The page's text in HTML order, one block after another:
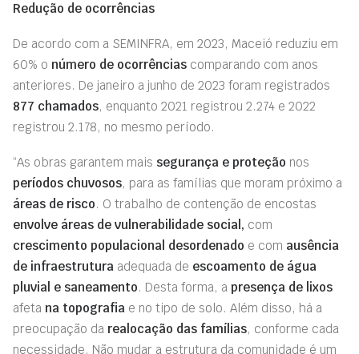
Redução de ocorrências
De acordo com a SEMINFRA, em 2023, Maceió reduziu em
60% o número de ocorrências comparando com anos
anteriores. De janeiro a junho de 2023 foram registrados
877 chamados, enquanto 2021 registrou 2.274 e 2022
registrou 2.178, no mesmo período.
“As obras garantem mais segurança e proteção nos
períodos chuvosos, para as famílias que moram próximo a
áreas de risco. O trabalho de contenção de encostas
envolve áreas de vulnerabilidade social, com
crescimento populacional desordenado e com ausência
de infraestrutura adequada de escoamento de água
pluvial e saneamento. Desta forma, a presença de lixos
afeta na topografia e no tipo de solo. Além disso, há a
preocupação da realocação das famílias, conforme cada
necessidade. Não mudar a estrutura da comunidade é um